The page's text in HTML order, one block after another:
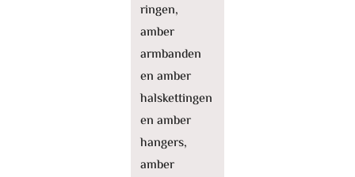
ringen,
amber
armbanden
en amber
halskettingen
en amber
hangers,
amber